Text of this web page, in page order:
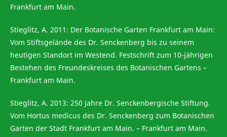
Frankfurt am Main.
Stieglitz, A. 2011: Der Botanische Garten Frankfurt am Main:
Vom Stiftsgelände des Dr. Senckenberg bis zu seinem
heutigen Standort im Westend. Festschrift zum 10-jährigen
Bestehen des Freundeskreises des Botanischen Gartens –
Frankfurt am Main.
Stieglitz, A. 2013: 250 Jahre Dr. Senckenbergische Stiftung.
Vom Hortus medicus des Dr. Senckenberg zum Botanischen
Garten der Stadt Frankfurt am Main. – Frankfurt am Main.